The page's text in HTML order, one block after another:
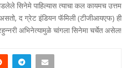
सिनेमे पाहिल्यास त्याचा कल कायमच उत्तम
असतो, द ग्रेट इंडियन फॅमिली (टीजीआयएफ) ही
अभिनेत्यामुळे चांगला सिनेमा चर्चेत असेल!